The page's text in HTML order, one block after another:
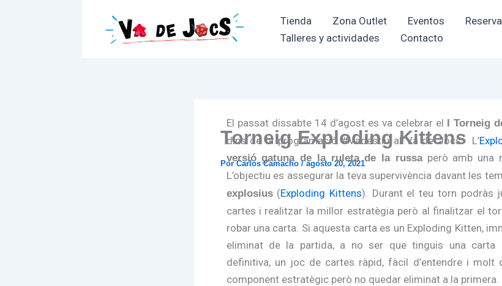
Tienda Zona Outlet Eventos
Talleres y actividades
Contacto
Torneig Exploding Kittens
PorCarlos Camacho/agosto 20, 2021
El passat dissabte 14 d’agost es va celebrar el I Torneig
dins de la programació #Vadestiu al Va de Jocs. L’
versió gatuna de la ruleta de la russaperò amb una
L’objectiu es assegurar la teva supervivència davant les
explosius(Exploding Kittens). Durant el teu torn podràs
cartes i realitzar la millor estratègia però al finalitzar el
robar una carta. Si aquesta carta es un Exploding Kitten,
eliminat de la partida, a no ser que tinguis una carta
definitiva, un joc de cartes ràpid, fàcil d’entendre i molt
component estratègic però no quedar eliminat a la primera.